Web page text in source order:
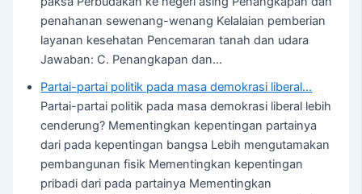
penahanan sewenang-wenang Kelalaian pemberian
layanan kesehatan Pencemaran tanah dan udara
Jawaban: C. Penangkapan dan…
Partai-partai politik pada masa demokrasi liberal…
Partai-partai politik pada masa demokrasi liberal lebih
cenderung? Mementingkan kepentingan partainya
dari pada kepentingan bangsa Lebih mengutamakan
pembangunan fisik Mementingkan kepentingan
pribadi dari pada partainya Mementingkan